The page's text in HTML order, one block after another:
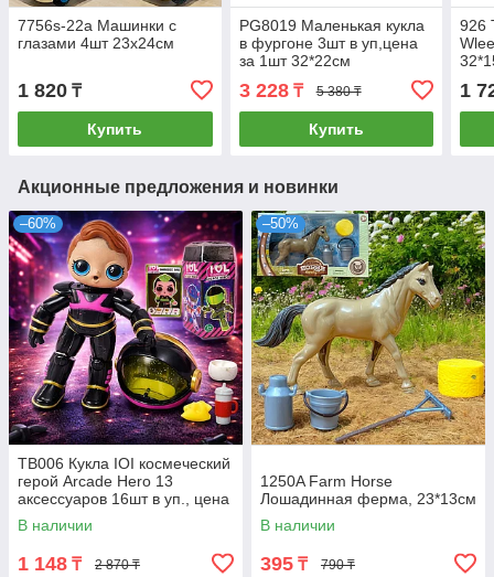
7756s-22a Машинки с
глазами 4шт 23х24см
1 820 ₸
Купить
PG8019 Маленькая кукла
в фургоне 3шт в уп,цена
за 1шт 32*22см
3 228₸ 5 380 ₸
Купить
926
1
Акционные предложения и новинки
–60%
TB006 Кукла IOI космеческий
герой Arcade Hero 13
аксессуаров 16шт в уп., цена
за 1шт
В наличии
1 148 ₸ 2 870 ₸
–50%
1250A Farm Horse
Лошадинная ферма, 23*13см
В наличии
395 ₸ 790 ₸